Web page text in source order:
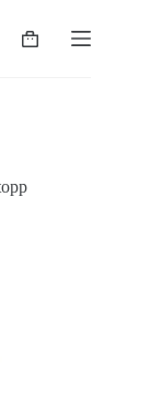
Varukorg